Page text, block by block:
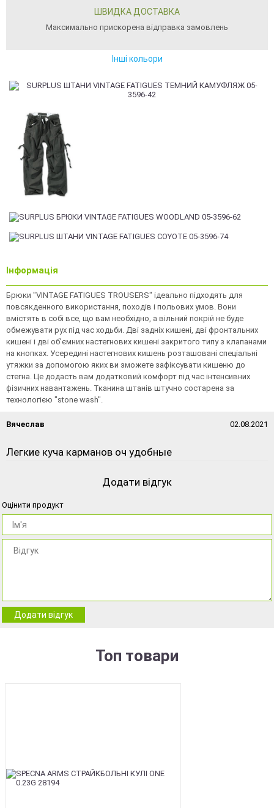
ШВИДКА ДОСТАВКА
Максимально прискорена відправка замовлень
Інші кольори
Інформація
Брюки "VINTAGE FATIGUES TROUSERS" ідеально підходять для
повсякденного використання, походів і польових умов. Вони
вмістять в собі все, що вам необхідно, а вільний покрій не буде
обмежувати рух під час ходьби. Дві задніх кишені, дві фронтальних
кишені і дві об'ємних настегнових кишені закритого типу з клапанами
на кнопках. Усередині настегнових кишень розташовані спеціальні
утяжки за допомогою яких ви зможете зафіксувати кишеню до
стегна. Це додасть вам додатковий комфорт під час інтенсивних
фізичних навантажень. Тканина штанів штучно состарена за
технологією "stone wash".
Вячеслав 02.08.2021
Легкие куча карманов оч удобные
Додати відгук
Оцінити продукт
Додати відгук
Топ товари